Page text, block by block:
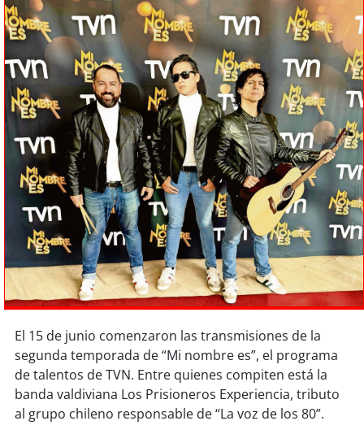
Economía
Deportes
Tecnología
Sostenibilidad
soy chile
soyarica
soyiquique
soycalama
soy antofagasta
soycopiapó
soyvalparaíso
El 15 de junio comenzaron las transmisiones de la
segunda temporada de “Mi nombre es”, el programa
de talentos de TVN. Entre quienes compiten está la
banda valdiviana Los Prisioneros Experiencia, tributo
al grupo chileno responsable de “La voz de los 80”.